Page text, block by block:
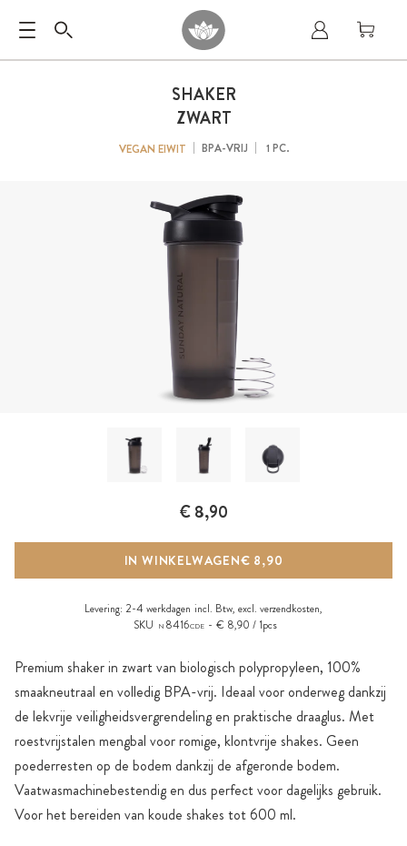
SHAKER
ZWART
VEGAN EIWIT BPA-VRIJ 1 PC.
Premium shaker in zwart van biologisch polypropyleen, 100%
smaakneutraal en volledig BPA-vrij. Ideaal voor onderweg dankzij
de lekvrije veiligheidsvergrendeling en praktische draaglus. Met
roestvrijstalen mengbal voor romige, klontvrije shakes. Geen
poederresten op de bodem dankzij de afgeronde bodem.
Vaatwasmachinebestendig en dus perfect voor dagelijks gebruik.
Voor het bereiden van koude shakes tot 600 ml.
€ 8,90
IN WINKELWAGEN€ 8,90
Levering: 2-4 werkdagen incl. Btw, excl. verzendkosten,
SKU
N 8416CDE € 8,90 / 1pcs